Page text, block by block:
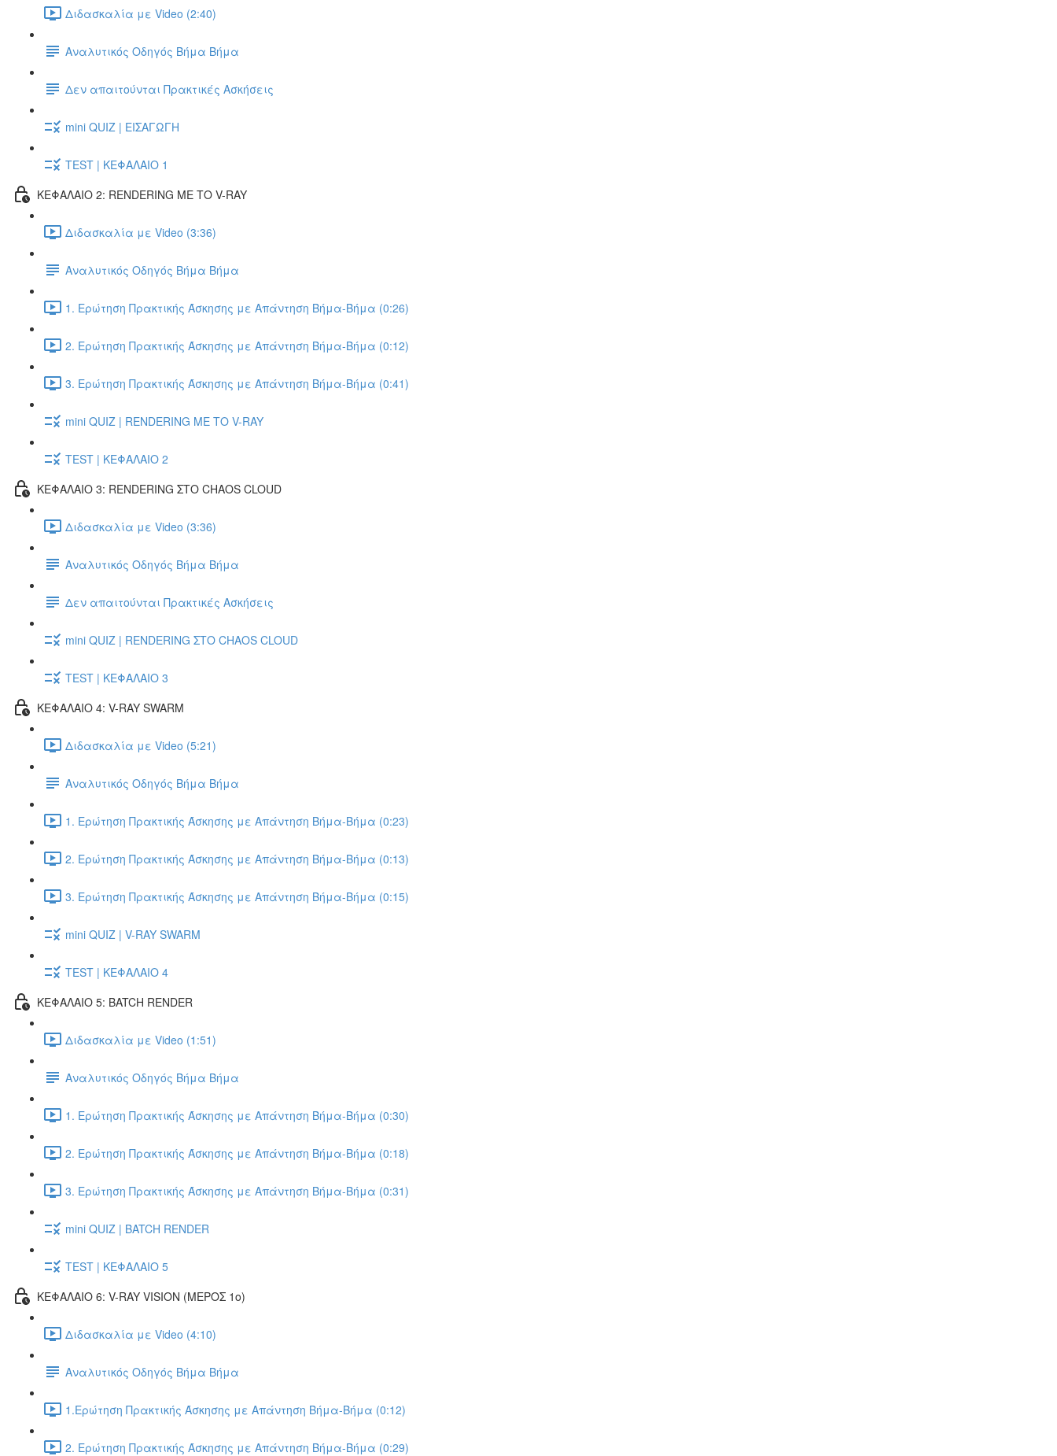
Διδασκαλία με Video (2:40)
Αναλυτικός Οδηγός Βήμα Βήμα
Δεν απαιτούνται Πρακτικές Ασκήσεις
mini QUIZ | ΕΙΣΑΓΩΓΗ
TEST | ΚΕΦΑΛΑΙΟ 1
ΚΕΦΑΛΑΙΟ 2: RENDERING ΜΕ ΤΟ V-RAY
Διδασκαλία με Video (3:36)
Αναλυτικός Οδηγός Βήμα Βήμα
1. Ερώτηση Πρακτικής Άσκησης με Απάντηση Βήμα-Βήμα (0:26)
2. Ερώτηση Πρακτικής Άσκησης με Απάντηση Βήμα-Βήμα (0:12)
3. Ερώτηση Πρακτικής Άσκησης με Απάντηση Βήμα-Βήμα (0:41)
mini QUIZ | RENDERING ΜΕ ΤΟ V-RAY
TEST | ΚΕΦΑΛΑΙΟ 2
ΚΕΦΑΛΑΙΟ 3: RENDERING ΣΤΟ CHAOS CLOUD
Διδασκαλία με Video (3:36)
Αναλυτικός Οδηγός Βήμα Βήμα
Δεν απαιτούνται Πρακτικές Ασκήσεις
mini QUIZ | RENDERING ΣΤΟ CHAOS CLOUD
TEST | ΚΕΦΑΛΑΙΟ 3
ΚΕΦΑΛΑΙΟ 4: V-RAY SWARM
Διδασκαλία με Video (5:21)
Αναλυτικός Οδηγός Βήμα Βήμα
1. Ερώτηση Πρακτικής Άσκησης με Απάντηση Βήμα-Βήμα (0:23)
2. Ερώτηση Πρακτικής Άσκησης με Απάντηση Βήμα-Βήμα (0:13)
3. Ερώτηση Πρακτικής Άσκησης με Απάντηση Βήμα-Βήμα (0:15)
mini QUIZ | V-RAY SWARM
TEST | ΚΕΦΑΛΑΙΟ 4
ΚΕΦΑΛΑΙΟ 5: BATCH RENDER
Διδασκαλία με Video (1:51)
Αναλυτικός Οδηγός Βήμα Βήμα
1. Ερώτηση Πρακτικής Άσκησης με Απάντηση Βήμα-Βήμα (0:30)
2. Ερώτηση Πρακτικής Άσκησης με Απάντηση Βήμα-Βήμα (0:18)
3. Ερώτηση Πρακτικής Άσκησης με Απάντηση Βήμα-Βήμα (0:31)
mini QUIZ | BATCH RENDER
TEST | ΚΕΦΑΛΑΙΟ 5
ΚΕΦΑΛΑΙΟ 6: V-RAY VISION (ΜΕΡΟΣ 1ο)
Διδασκαλία με Video (4:10)
Αναλυτικός Οδηγός Βήμα Βήμα
1.Ερώτηση Πρακτικής Άσκησης με Απάντηση Βήμα-Βήμα (0:12)
2. Ερώτηση Πρακτικής Άσκησης με Απάντηση Βήμα-Βήμα (0:29)